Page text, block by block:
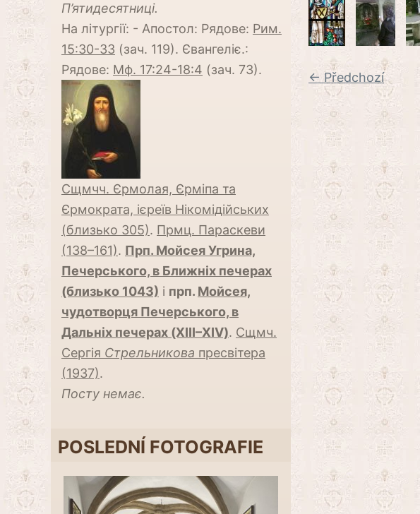
← Předchozí
П’ятидесятниці.
На літургії: - Апостол: Рядове: Рим.
15:30-33 (зач. 119). Євангеліє.:
Рядове: Мф. 17:24-18:4 (зач. 73).
Сщмчч. Єрмолая, Єрміпа та
Єрмократа, ієреїв Нікомідійських
(близько 305). Прмц. Параскеви
(138–161). Прп. Мойсея Угрина,
Печерського, в Ближніх печерах
(близько 1043) і прп. Мойсея,
чудотворця Печерського, в
Дальніх печерах (XIII–XIV). Сщмч.
Сергія Стрельникова пресвітера
(1937).
Посту немає.
POSLEDNÍ FOTOGRAFIE